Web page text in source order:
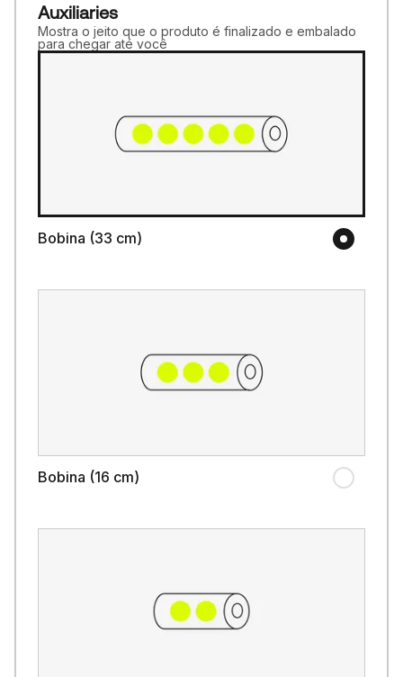
Auxiliaries
Mostra o jeito que o produto é finalizado e embalado
para chegar até você
Bobina (33 cm)
Bobina (16 cm)